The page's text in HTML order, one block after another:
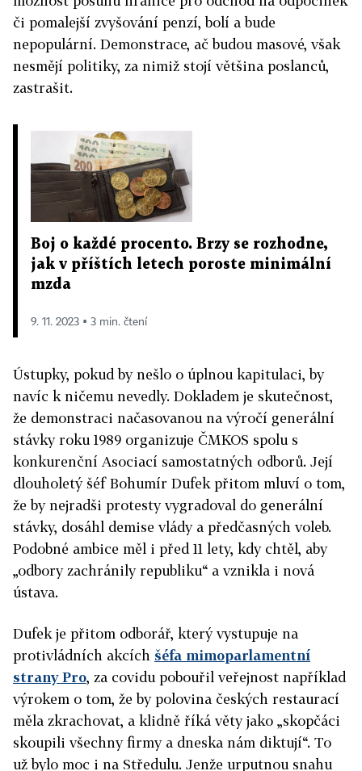
či pomalejší zvyšování penzí, bolí a bude
nepopulární. Demonstrace, ač budou masové, však
nesmějí politiky, za nimiž stojí většina poslanců,
zastrašit.
Boj o každé procento. Brzy se rozhodne,
jak v příštích letech poroste minimální
mzda
9. 11. 2023 ▪ 3 min. čtení
Ústupky, pokud by nešlo o úplnou kapitulaci, by
navíc k ničemu nevedly. Dokladem je skutečnost,
že demonstraci načasovanou na výročí generální
stávky roku 1989 organizuje ČMKOS spolu s
konkurenční Asociací samostatných odborů. Její
dlouholetý šéf Bohumír Dufek přitom mluví o tom,
že by nejradši protesty vygradoval do generální
stávky, dosáhl demise vlády a předčasných voleb.
Podobné ambice měl i před 11 lety, kdy chtěl, aby
„odbory zachránily republiku“ a vznikla i nová
ústava.
Dufek je přitom odborář, který vystupuje na
protivládních akcích šéfa mimoparlamentní
strany Pro, za covidu pobouřil veřejnost například
výrokem o tom, že by polovina českých restaurací
měla zkrachovat, a klidně říká věty jako „skopčáci
skoupili všechny firmy a dneska nám diktují“. To
už bylo moc i na Středulu. Jenže urputnou snahu